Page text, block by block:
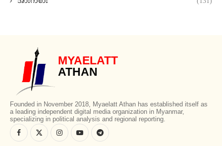
MYAELATT
ATHAN
Founded in November 2018, Myaelatt Athan has established itself as
a leading independent digital media organization in Myanmar,
specializing in political analysis and regional reporting.